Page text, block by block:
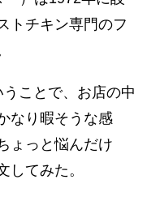
トチキン専門のフ
ことで、お店の中
なり暇そうな感
ょっと悩んだけ
してみた。